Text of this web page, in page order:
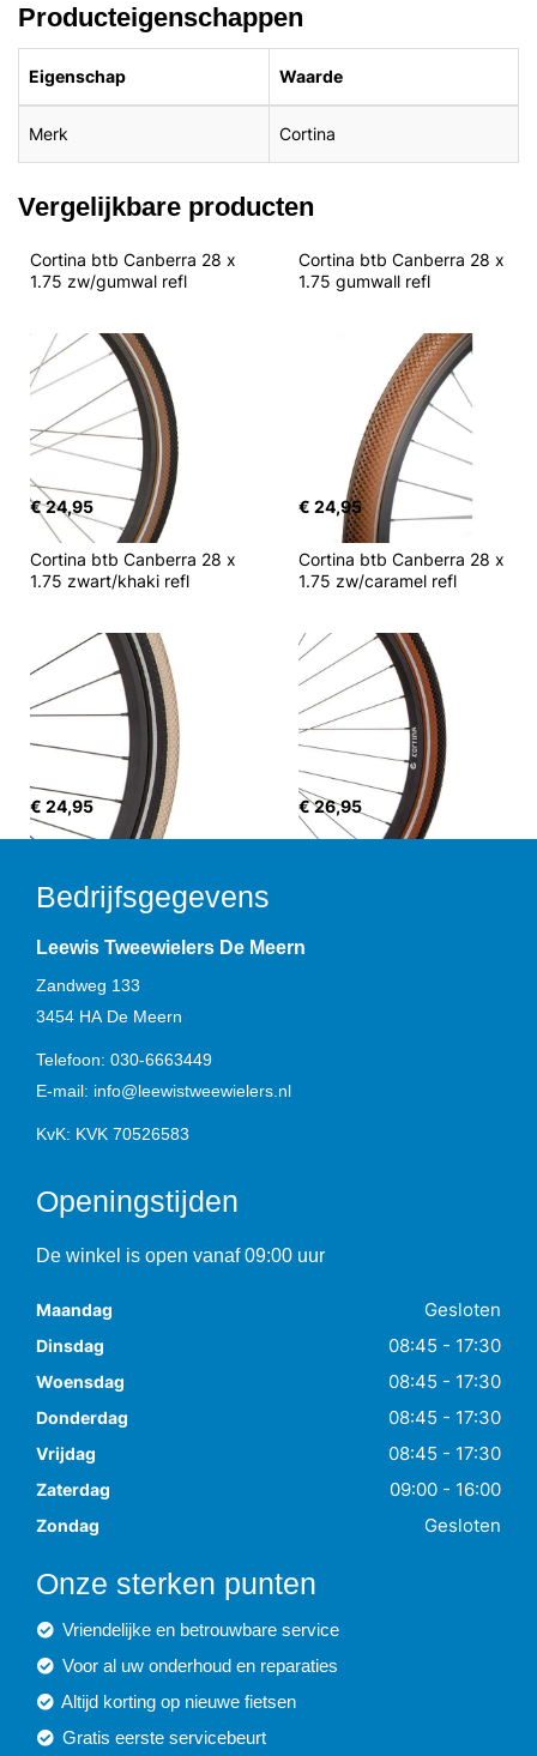
Producteigenschappen
Eigenschap Waarde
Merk Cortina
Vergelijkbare producten
Cortina btb Canberra 28 x
1.75 zw/gumwal refl
€ 24,95
Cortina btb Canberra 28 x
1.75 gumwall refl
€ 24,95
Cortina btb Canberra 28 x
1.75 zwart/khaki refl
€ 24,95
Cortina btb Canberra 28 x
1.75 zw/caramel refl
€ 26,95
Bedrijfsgegevens
Leewis Tweewielers De Meern
Zandweg 133
3454 HA De Meern
Telefoon: 030-6663449
E-mail: info@leewistweewielers.nl
KvK: KVK 70526583
Openingstijden
De winkel is open vanaf 09:00 uur
Maandag Gesloten
Dinsdag 08:45 - 17:30
Woensdag 08:45 - 17:30
Donderdag 08:45 - 17:30
Vrijdag 08:45 - 17:30
Zaterdag 09:00 - 16:00
Zondag Gesloten
Onze sterken punten
Vriendelijke en betrouwbare service
Voor al uw onderhoud en reparaties
Altijd korting op nieuwe fietsen
Gratis eerste servicebeurt